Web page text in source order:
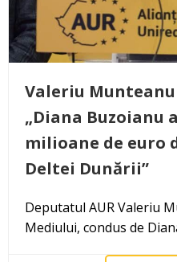
Valeriu
„Diana Buzoianu
milioane de euro
Deltei Dunării”
Deputatul AUR Valeriu
Mediului, condus de